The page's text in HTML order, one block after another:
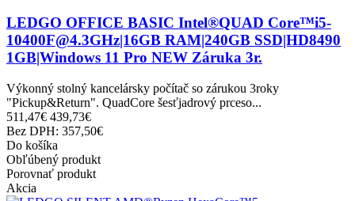
LEDGO OFFICE BASIC Intel®QUAD Core™i5-
10400F@4.3GHz|16GB RAM|240GB SSD|HD8490
1GB|Windows 11 Pro NEW Záruka 3r.
Výkonný stolný kancelársky počítač so zárukou 3roky
"Pickup&Return". QuadCore šesťjadrový prceso...
511,47€ 439,73€
Bez DPH: 357,50€
Do košíka
Obľúbený produkt
Porovnať produkt
Akcia